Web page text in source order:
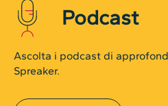
Podcast
Ascolta i podcast di
Spreaker.